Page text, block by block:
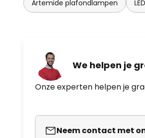
Artemide plafondlampen
We helpen je
Onze experten helpen je
Neem contact met